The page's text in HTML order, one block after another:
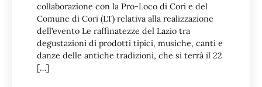
collaborazione con la Pro-Loco di Cori e del
Comune di Cori (LT) relativa alla realizzazione
dell’evento Le raffinatezze del Lazio tra
degustazioni di prodotti tipici, musiche, canti e
danze delle antiche tradizioni, che si terrà il 22
[…]